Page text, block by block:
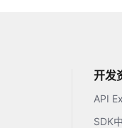
开发
API
SDK